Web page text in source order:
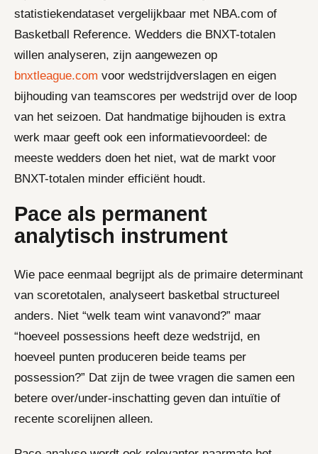
statistiekendataset vergelijkbaar met NBA.com of
Basketball Reference. Wedders die BNXT-totalen
willen analyseren, zijn aangewezen op
bnxtleague.com voor wedstrijdverslagen en eigen
bijhouding van teamscores per wedstrijd over de loop
van het seizoen. Dat handmatige bijhouden is extra
werk maar geeft ook een informatievoordeel: de
meeste wedders doen het niet, wat de markt voor
BNXT-totalen minder efficiënt houdt.
Pace als permanent
analytisch instrument
Wie pace eenmaal begrijpt als de primaire determinant
van scoretotalen, analyseert basketbal structureel
anders. Niet “welk team wint vanavond?” maar
“hoeveel possessions heeft deze wedstrijd, en
hoeveel punten produceren beide teams per
possession?” Dat zijn de twee vragen die samen een
betere over/under-inschatting geven dan intuïtie of
recente scorelijnen alleen.